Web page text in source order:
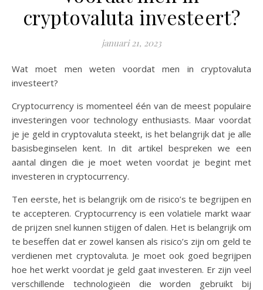
cryptovaluta investeert?
januari 21, 2023
Wat moet men weten voordat men in cryptovaluta
investeert?
Cryptocurrency is momenteel één van de meest populaire
investeringen voor technology enthusiasts. Maar voordat
je je geld in cryptovaluta steekt, is het belangrijk dat je alle
basisbeginselen kent. In dit artikel bespreken we een
aantal dingen die je moet weten voordat je begint met
investeren in cryptocurrency.
Ten eerste, het is belangrijk om de risico’s te begrijpen en
te accepteren. Cryptocurrency is een volatiele markt waar
de prijzen snel kunnen stijgen of dalen. Het is belangrijk om
te beseffen dat er zowel kansen als risico’s zijn om geld te
verdienen met cryptovaluta. Je moet ook goed begrijpen
hoe het werkt voordat je geld gaat investeren. Er zijn veel
verschillende technologieën die worden gebruikt bij